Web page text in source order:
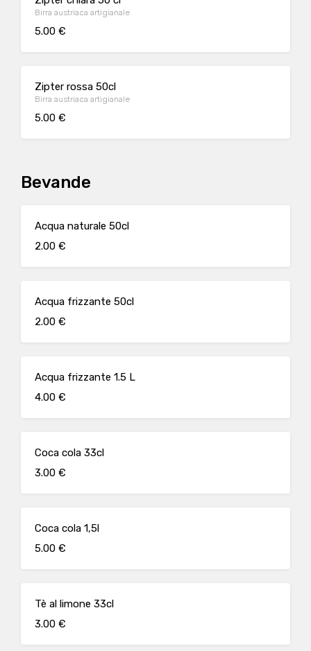
Birra austriaca artigianale
5.00 €
Zipter rossa 50cl
Birra austriaca artigianale
5.00 €
Bevande
Acqua naturale 50cl
2.00 €
Acqua frizzante 50cl
2.00 €
Acqua frizzante 1.5 L
4.00 €
Coca cola 33cl
3.00 €
Coca cola 1,5l
5.00 €
Tè al limone 33cl
3.00 €